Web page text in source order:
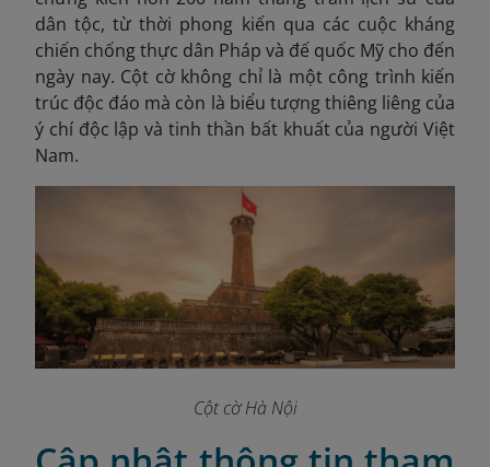
dân tộc, từ thời phong kiến qua các cuộc kháng
chiến chống thực dân Pháp và đế quốc Mỹ cho đến
ngày nay. Cột cờ không chỉ là một công trình kiến
trúc độc đáo mà còn là biểu tượng thiêng liêng của
ý chí độc lập và tinh thần bất khuất của người Việt
Nam.
Cột cờ Hà Nội